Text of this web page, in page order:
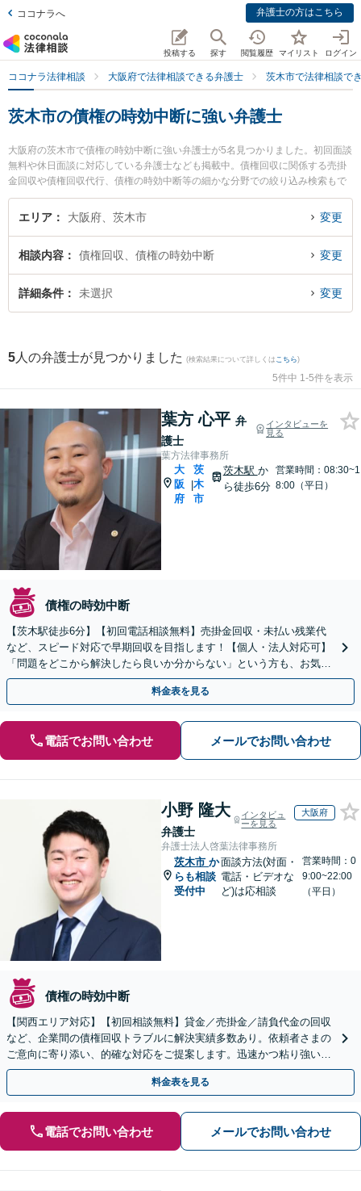
ココナラへ 弁護士の方はこちら
投稿する 探す 閲覧履歴 マイリスト ログイン
ココナラ法律相談 大阪府で法律相談できる弁護士 茨木市で法律相談で
茨木市の債権の時効中断に強い弁護士
大阪府の茨木市で債権の時効中断に強い弁護士が5名見つかりました。初回面談
無料や休日面談に対応している弁護士なども掲載中。債権回収に関係する売掛
金回収や債権回収代行、債権の時効中断等の細かな分野での絞り込み検索もで
き便利です。特に葉方法律事務所の葉方 心平弁護士や柏葉法律事務所の河野 嵩
士弁護士、弁護士法人茨木あさひ法律事務所の谷井 光弁護士のプロフィール情
中断のトラブル解決の実績豊富な近くの弁護士を検索したい』『初回相談無料
で債権の時効中断を法律相談できる茨木市内の弁護士に相談予約したい』など
でお困りの相談者さんにおすすめです。
エリア 大阪府、茨木市 変更
相談内容 債権回収、債権の時効中断 変更
詳細条件 未選択 変更
5 人の弁護士が見つかりました (検索結果について詳しくは こちら)
5件中 1-5件を表示
葉方 心平 弁
護士
インタビューを
見る
葉方法律事務所
大
阪
府
|
茨
木
市
茨木駅 か
ら徒歩6分
営業時間：08:30~1
8:00（平日）
債権の時効中断
【茨木駅徒歩6分】【初回電話相談無料】売掛金回収・未払い残業代
など、スピード対応で早期回収を目指します！【個人・法人対応可】
「問題をどこから解決したら良いか分からない」という方も、お気軽
にご相談ください【土日・夜間対応可】
料金表を見る
電話でお問い合わせ メールでお問い合わせ
小野 隆大
弁護士
インタビュ
ーを見る
大阪府
弁護士法人啓葉法律事務所
茨木市 か
らも相談
受付中
面談方法(対面・
電話・ビデオな
ど)は応相談
営業時間：0
9:00~22:00
（平日）
債権の時効中断
【関西エリア対応】【初回相談無料】貸金／売掛金／請負代金の回収
など、企業間の債権回収トラブルに解決実績多数あり。依頼者さまの
ご意向に寄り添い、的確な対応をご提案します。迅速かつ粘り強い交
渉で、少しでも回収できるよう尽力します【土日祝対応可】
料金表を見る
電話でお問い合わせ メールでお問い合わせ